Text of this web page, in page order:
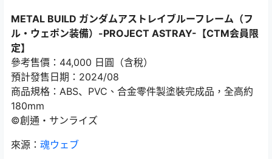
METAL BUILD ガンダムアストレイブルーフレーム（フ
ル・ウェポン装備）-PROJECT ASTRAY-【CTM会員限
定】
參考售價：44,000 日圓（含稅）
預計發售日期：2024/08
商品規格：ABS、PVC、合金零件製塗裝完成品，全高約
180mm
©創通・サンライズ
來源： 魂ウェブ